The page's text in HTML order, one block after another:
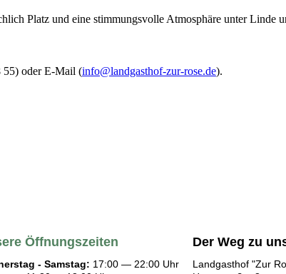
Platz und eine stimmungsvolle Atmosphäre unter Linde
55) oder E-Mail (info@landgasthof-zur-rose.de).
Öffnungszeiten
- Samstag: 17:00 — 22:00 Uhr
Der Weg zu
Landgasthof "Zur